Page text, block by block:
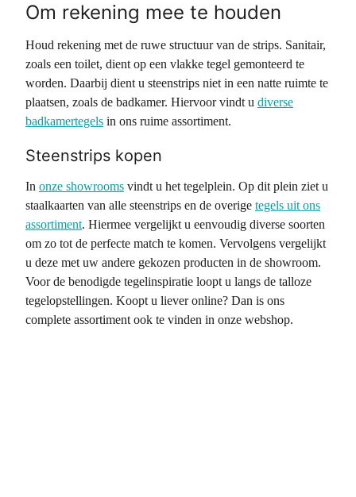
Om rekening mee te houden
Houd rekening met de ruwe structuur van de strips. Sanitair,
zoals een toilet, dient op een vlakke tegel gemonteerd te
worden. Daarbij dient u steenstrips niet in een natte ruimte te
plaatsen, zoals de badkamer. Hiervoor vindt u diverse
badkamertegels in ons ruime assortiment.
Steenstrips kopen
In onze showrooms vindt u het tegelplein. Op dit plein ziet u
staalkaarten van alle steenstrips en de overige tegels uit ons
assortiment. Hiermee vergelijkt u eenvoudig diverse soorten
om zo tot de perfecte match te komen. Vervolgens vergelijkt
u deze met uw andere gekozen producten in de showroom.
Voor de benodigde tegelinspiratie loopt u langs de talloze
tegelopstellingen. Koopt u liever online? Dan is ons
complete assortiment ook te vinden in onze webshop.